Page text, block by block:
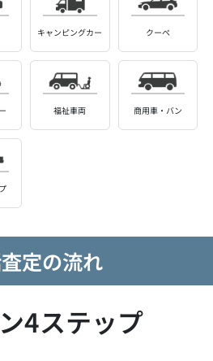
キャンピングカー クーペ
福祉車両 商用車・バン
定の流れ
4ステップ